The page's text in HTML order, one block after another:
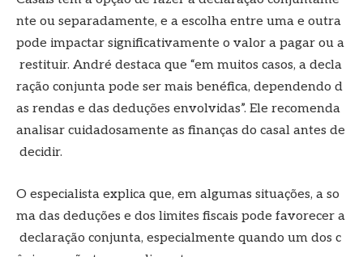
nte ou separadamente, e a escolha entre uma e outra
pode impactar significativamente o valor a pagar ou a
restituir. André destaca que “em muitos casos, a decla
ração conjunta pode ser mais benéfica, dependendo d
as rendas e das deduções envolvidas”. Ele recomenda
analisar cuidadosamente as finanças do casal antes de
decidir.
O especialista explica que, em algumas situações, a so
ma das deduções e dos limites fiscais pode favorecer a
declaração conjunta, especialmente quando um dos c